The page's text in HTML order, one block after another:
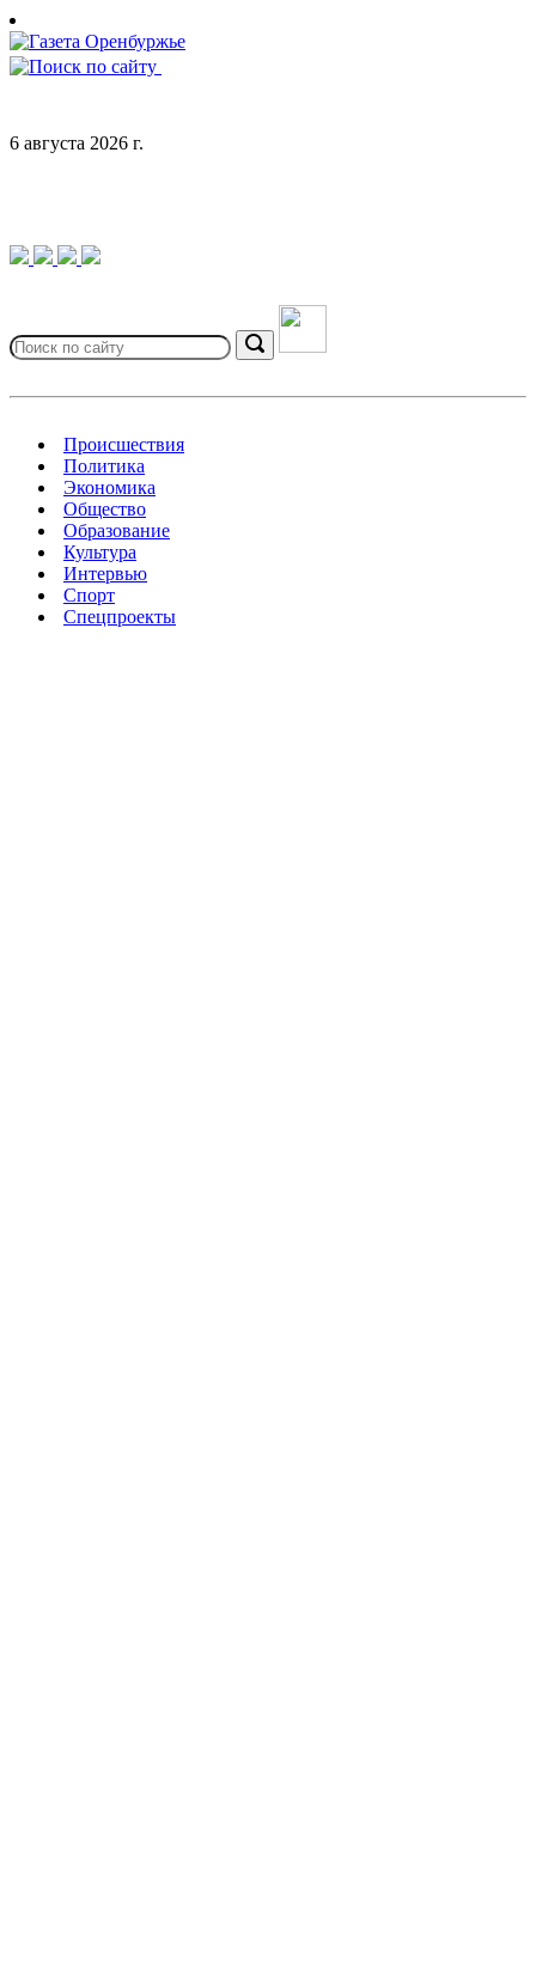
Skip
to
content
6 августа 2026 г.
for:
Search
Происшествия
Политика
Экономика
Общество
Образование
Культура
Интервью
Спорт
Спецпроекты